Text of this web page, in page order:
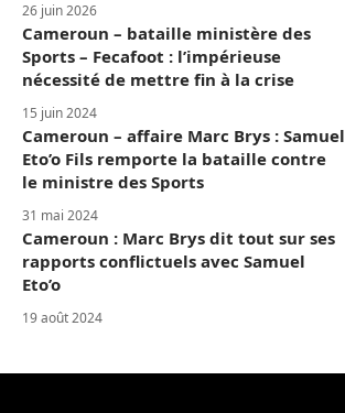
26 juin 2026
Cameroun – bataille ministère des
Sports – Fecafoot : l’impérieuse
nécessité de mettre fin à la crise
15 juin 2024
Cameroun – affaire Marc Brys : Samuel
Eto’o Fils remporte la bataille contre
le ministre des Sports
31 mai 2024
Cameroun : Marc Brys dit tout sur ses
rapports conflictuels avec Samuel
Eto’o
19 août 2024